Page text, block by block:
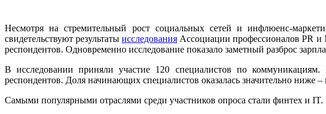
Несмотря на стремительный рост социальных сетей и инфлюенс-
свидетельствуют результатыисследования Ассоциации профессионалов PR и
респондентов. Одновременно исследование показало заметный разброс
В исследовании приняли участие 120 специалистов по
респондентов. Доля начинающих специалистов оказалась значительно ниже –
Самыми популярными отраслями среди участников опроса стали финтех и